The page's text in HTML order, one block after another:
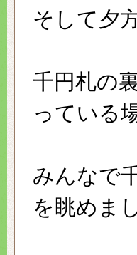
そして夕
千円札の
っている
みんなで
を眺めま